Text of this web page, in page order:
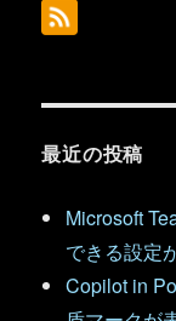
最近の投稿
Microsoft
できる設定
Copilot in